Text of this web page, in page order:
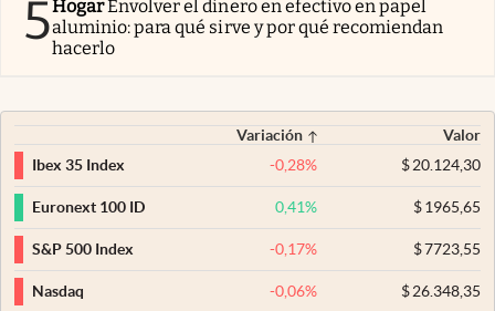
5HogarEnvolver el dinero en efectivo en papel
aluminio: para qué sirve y por qué recomiendan
hacerlo
Variación
Valor
Ibex 35 Index
-0,28% $20.124,30
Euronext 100 ID 0,41% $1965,65
S&P 500 Index -0,17% $7723,55
Nasdaq -0,06% $26.348,35